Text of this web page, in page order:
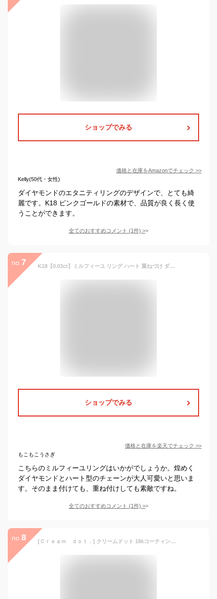
ショップでみる
価格と在庫をAmazonでチェック >>
Kelly(50代・女性)
ダイヤモンドのエタニティリングのデザインで、とても綺
麗です。K18 ピンクゴールドの素材で、品質が良く長く使
うことができます。
全てのおすすめコメント (1件) >
no. 7 K18【0.03ct】ミルフィーユ リング ハート 重ねづけ ダイヤモンド ファッション ダイヤ アクセサリー レディース 指輪 ホワイトゴールド ピンクゴールド イエローゴールド 18金 18k 細め 華奢 品質保証書 ギフト 母の日 プレゼント 彼女用 妻用 クリスマス
ショップでみる
価格と在庫を楽天でチェック >>
もこもこうさぎ
こちらのミルフィーユリングはいかがでしょうか。煌めく
ダイヤモンドとハート型のチェーンが大人可愛いと思いま
す。そのまま付けても、重ね付けしても素敵ですね。
全てのおすすめコメント (1件) >
no. 8 [Ｃｒｅａｍ ｄｏｔ．] クリームドット 18kコーティング リング ピンキーリング ノット 結び目 重ね着け 細身 リング キュービックジルコニア 【ピンクゴールド×11号】